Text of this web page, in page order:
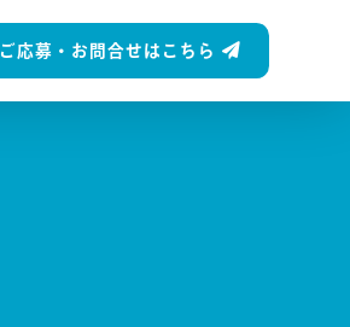
ご応募・お問合せはこちら